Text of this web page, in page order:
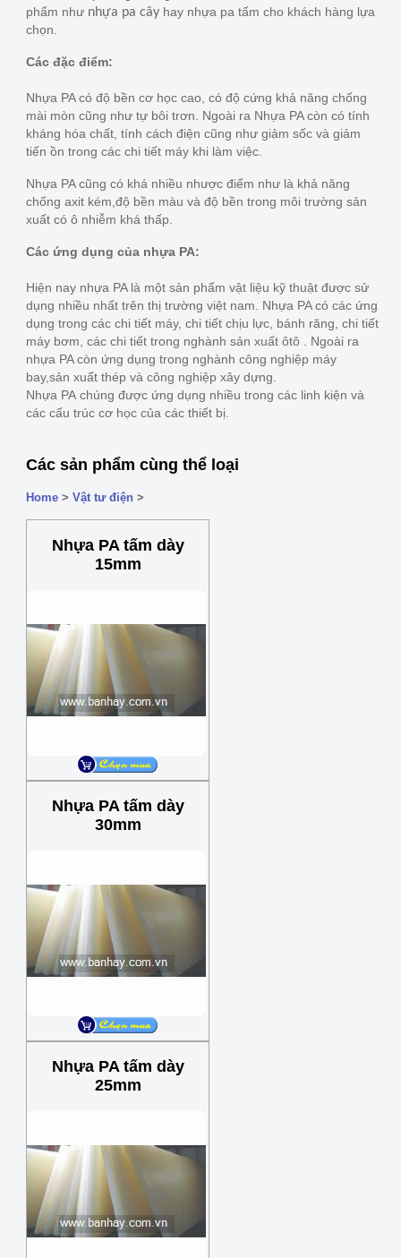
phẩm như nhựa pa cây hay nhựa pa tấm cho khách hàng lựa
chọn.
Các đặc điểm:
Nhựa PA có độ bền cơ học cao, có độ cứng khả năng chống
mài mòn cũng như tự bôi trơn. Ngoài ra Nhựa PA còn có tính
kháng hóa chất, tính cách điện cũng như giảm sốc và giảm
tiến ồn trong các chi tiết máy khi làm việc.
Nhựa PA cũng có khá nhiều nhược điểm như là khả năng
chống axit kém,độ bền màu và độ bền trong môi trường sản
xuất có ô nhiễm khá thấp.
Các ứng dụng của nhựa PA:
Hiện nay nhựa PA là một sản phẩm vật liệu kỹ thuật được sử
dụng nhiều nhất trên thị trường việt nam. Nhựa PA có các ứng
dụng trong các chi tiết máy, chi tiết chịu lực, bánh răng, chi tiết
máy bơm, các chi tiết trong nghành sản xuất ôtô . Ngoài ra
nhựa PA còn ứng dụng trong nghành công nghiệp máy
bay,sản xuất thép và công nghiệp xây dựng.
Nhựa PA chúng được ứng dụng nhiều trong các linh kiện và
các cấu trúc cơ học của các thiết bị.
Các sản phẩm cùng thể loại
Home > Vật tư điện >
Nhựa PA tấm dày
15mm
Nhựa PA tấm dày
30mm
Nhựa PA tấm dày
25mm